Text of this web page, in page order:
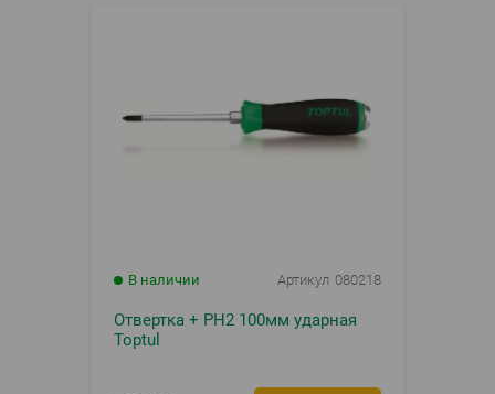
В наличии Артикул 080218
Отвертка + PH2 100мм ударная
Toptul